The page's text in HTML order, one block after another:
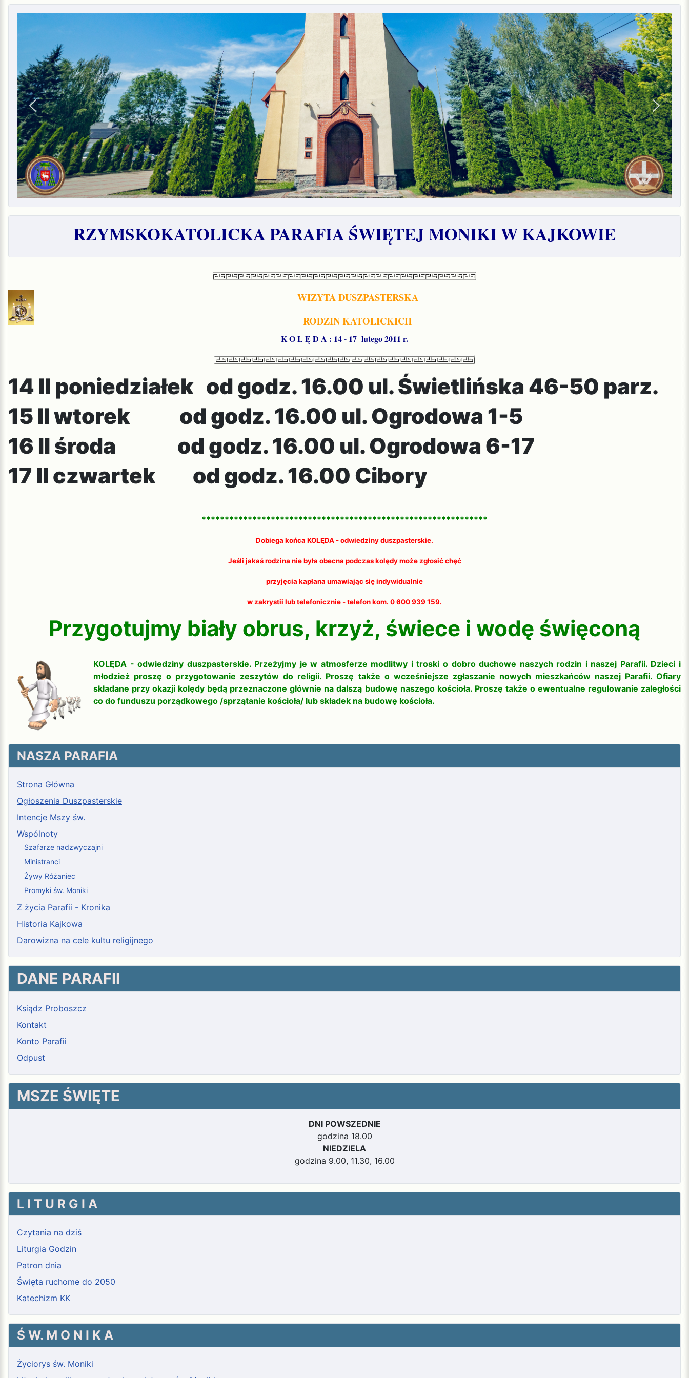
RZYMSKOKATOLICKA PARAFIA ŚWIĘTEJ MONIKI W KAJKOWIE
WIZYTA DUSZPASTERSKA
RODZIN KATOLICKICH
K O L Ę D A : 14 - 17 lutego 2011 r.
14 II poniedziałek od godz. 16.00 ul. Świetlińska 46-50 parz.
15 II wtorek od godz. 16.00 ul. Ogrodowa 1-5
16 II środa od godz. 16.00 ul. Ogrodowa 6-17
17 II czwartek od godz. 16.00 Cibory
**************************************************************
Dobiega końca KOLĘDA - odwiedziny duszpasterskie.
Jeśli jakaś rodzina nie była obecna podczas kolędy może zgłosić chęć
przyjęcia kapłana umawiając się indywidualnie
w zakrystii lub telefonicznie - telefon kom. 0 600 939 159.
Przygotujmy biały obrus, krzyż, świece i wodę święconą
KOLĘDA - odwiedziny duszpasterskie. Przeżyjmy je w atmosferze modlitwy i troski o dobro duchowe naszych rodzin i naszej Parafii. Dzieci i
młodzież proszę o przygotowanie zeszytów do religii. Proszę także o wcześniejsze zgłaszanie nowych mieszkańców naszej Parafii. Ofiary
składane przy okazji kolędy będą przeznaczone głównie na dalszą budowę naszego kościoła. Proszę także o ewentualne regulowanie zaległości
co do funduszu porządkowego /sprzątanie kościoła/ lub składek na budowę kościoła.
NASZA PARAFIA
Strona Główna
Ogłoszenia Duszpasterskie
Intencje Mszy św.
Wspólnoty
Szafarze nadzwyczajni
Ministranci
Żywy Różaniec
Promyki św. Moniki
Z życia Parafii - Kronika
Historia Kajkowa
Darowizna na cele kultu religijnego
DANE PARAFII
Ksiądz Proboszcz
Kontakt
Konto Parafii
Odpust
MSZE ŚWIĘTE
DNI POWSZEDNIE
godzina 18.00
NIEDZIELA
godzina 9.00, 11.30, 16.00
L I T U R G I A
Czytania na dziś
Liturgia Godzin
Patron dnia
Święta ruchome do 2050
Katechizm KK
Ś W. M O N I K A
Życiorys św. Moniki